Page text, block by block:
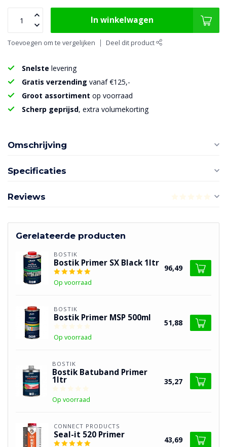
In winkelwagen
Toevoegen om te vergelijken Deel dit product
Snelste levering
Gratis verzending vanaf €125,-
Groot assortiment op voorraad
Scherp geprijsd, extra volumekorting
Omschrijving
Specificaties
Reviews
Gerelateerde producten
BOSTIK
Bostik Primer SX Black 1ltr
Op voorraad
96,49
BOSTIK
Bostik Primer MSP 500ml
Op voorraad
51,88
BOSTIK
Bostik Batuband Primer
1ltr
Op voorraad
35,27
CONNECT PRODUCTS
Seal-it 520 Primer 43,69